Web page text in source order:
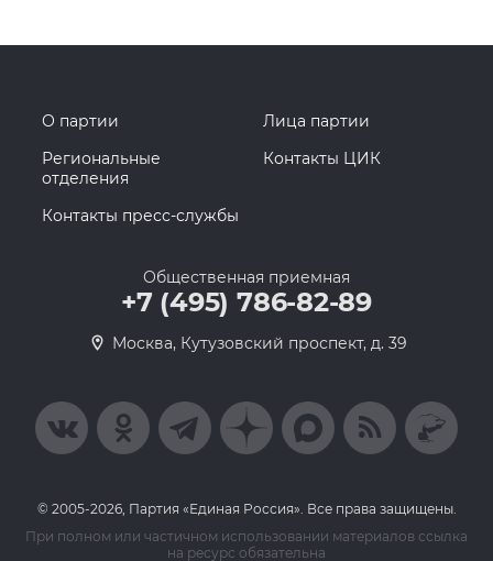
О партии
Лица партии
Региональные
отделения
Контакты ЦИК
Контакты пресс-службы
Общественная приемная
+7 (495) 786-82-89
Москва, Кутузовский проспект, д. 39
© 2005-2026, Партия «Единая Россия». Все права защищены.
При полном или частичном использовании материалов ссылка
на ресурс обязательна